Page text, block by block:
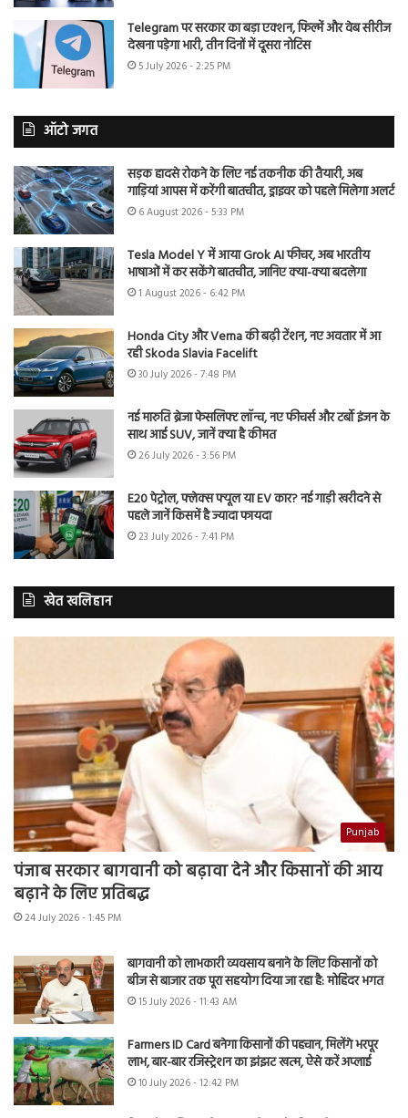
Telegram पर सरकार का बड़ा एक्शन, फिल्में और वेब सीरीज
देखना पड़ेगा भारी, तीन दिनों में दूसरा नोटिस
5 July 2026 - 2:25 PM
ऑटो जगत
सड़क हादसे रोकने के लिए नई तकनीक की तैयारी, अब
गाड़ियां आपस में करेंगी बातचीत, ड्राइवर को पहले मिलेगा अलर्ट
6 August 2026 - 5:33 PM
Tesla Model Y में आया Grok AI फीचर, अब भारतीय
भाषाओं में कर सकेंगे बातचीत, जानिए क्या-क्या बदलेगा
1 August 2026 - 6:42 PM
Honda City और Verna की बढ़ी टेंशन, नए अवतार में आ
रही Skoda Slavia Facelift
30 July 2026 - 7:48 PM
नई मारुति ब्रेजा फेसलिफ्ट लॉन्च, नए फीचर्स और टर्बो इंजन के
साथ आई SUV, जानें क्या है कीमत
26 July 2026 - 3:56 PM
E20 पेट्रोल, फ्लेक्स फ्यूल या EV कार? नई गाड़ी खरीदने से
पहले जानें किसमें है ज्यादा फायदा
23 July 2026 - 7:41 PM
खेत खलिहान
Punjab
पंजाब सरकार बागवानी को बढ़ावा देने और किसानों की आय
बढ़ाने के लिए प्रतिबद्ध
24 July 2026 - 1:45 PM
बागवानी को लाभकारी व्यवसाय बनाने के लिए किसानों को
बीज से बाजार तक पूरा सहयोग दिया जा रहा है: मोहिंदर भगत
15 July 2026 - 11:43 AM
Farmers ID Card बनेगा किसानों की पहचान, मिलेंगे भरपूर
लाभ, बार-बार रजिस्ट्रेशन का झंझट खत्म, ऐसे करें अप्लाई
10 July 2026 - 12:42 PM